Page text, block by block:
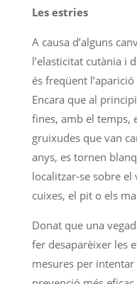
Les estries
A causa d’alguns
l’elasticitat cutània i
és freqüent
Encara que al
fines, amb el temps,
gruixudes que van
anys, es tornen
localitzar-se sobre
cuixes, el pit o els
Donat que una
fer desaparèixer les
mesures per